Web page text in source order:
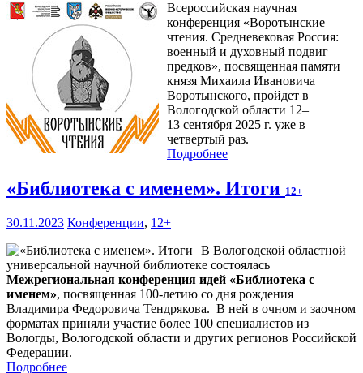
Всероссийская научная
конференция «Воротынские
чтения. Средневековая Россия:
военный и духовный подвиг
предков», посвященная памяти
князя Михаила Ивановича
Воротынского, пройдет в
Вологодской области 12–
13 сентября 2025 г. уже в
четвертый раз.
Подробнее
«Библиотека с именем». Итоги 12+
30.11.2023 Конференции, 12+
В Вологодской областной
универсальной научной библиотеке состоялась
Межрегиональная конференция идей «Библиотека с
именем», посвященная 100-летию со дня рождения
Владимира Федоровича Тендрякова. В ней в очном и заочном
форматах приняли участие более 100 специалистов из
Вологды, Вологодской области и других регионов Российской
Федерации.
Подробнее